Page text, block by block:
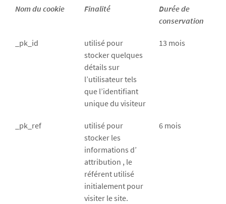
Nom du cookie Finalité
Durée de
conservation
_pk_id
utilisé pour
stocker quelques
détails sur
l’utilisateur tels
que l’identifiant
unique du visiteur
13 mois
_pk_ref
utilisé pour
stocker les
informations d’
attribution , le
référent utilisé
initialement pour
visiter le site.
6 mois